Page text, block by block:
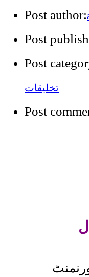
Post author:
Post
Post
تخلیقات
Post